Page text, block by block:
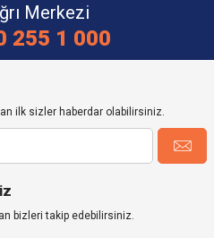
Merkezi
255 1 000
ilk sizler haberdar olabilirsiniz.
bizleri takip edebilirsiniz.